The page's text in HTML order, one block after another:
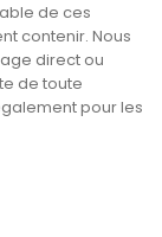
de ces
contenir. Nous
direct ou
de toute
pour les